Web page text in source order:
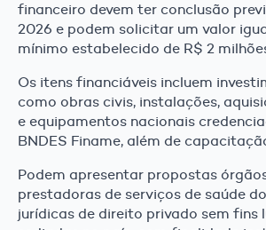
financeiro devem ter conclusão
2026 e podem solicitar um valor
mínimo estabelecido de R$ 2
Os itens financiáveis incluem
como obras civis, instalações,
e equipamentos nacionais
BNDES Finame, além de
Podem apresentar propostas
prestadoras de serviços de saúde
jurídicas de direito privado sem fins